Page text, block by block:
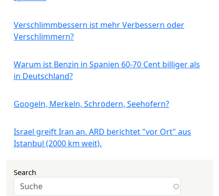
Verschlimmbessern ist mehr Verbessern oder
Verschlimmern?
Warum ist Benzin in Spanien 60-70 Cent billiger als
in Deutschland?
Googeln, Merkeln, Schrödern, Seehofern?
Israel greift Iran an. ARD berichtet "vor Ort" aus
Istanbul (2000 km weit).
Search